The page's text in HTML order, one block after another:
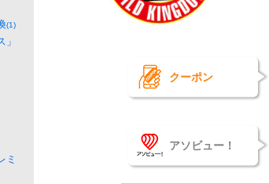
クーポン
アソビュー！
(1)
ミ